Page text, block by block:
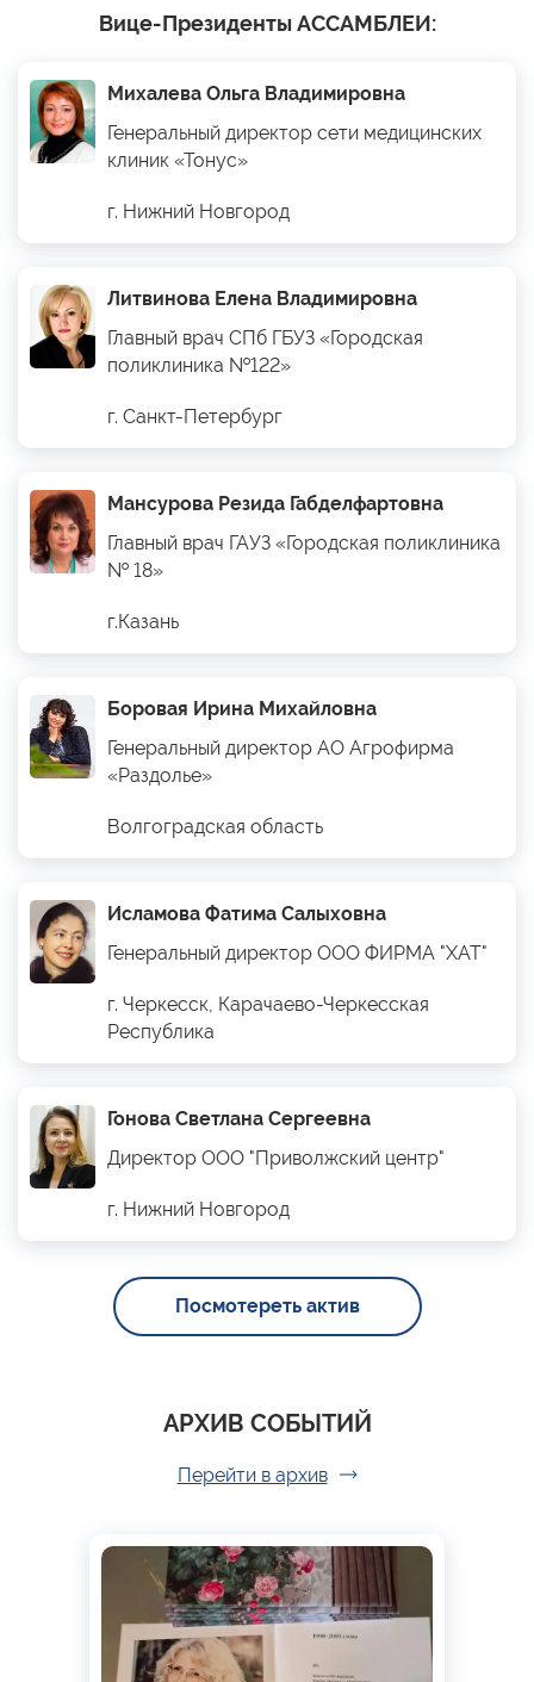
Вице-Президенты АССАМБЛЕИ:
Михалева Ольга Владимировна
Генеральный директор сети медицинских
клиник «Тонус»
г. Нижний Новгород
Литвинова Елена Владимировна
Главный врач СПб ГБУЗ «Городская
поликлиника №122»
г. Санкт-Петербург
Мансурова Резида Габделфартовна
Главный врач ГАУЗ «Городская поликлиника
№ 18»
г.Казань
Боровая Ирина Михайловна
Генеральный директор АО Агрофирма
«Раздолье»
Волгоградская область
Исламова Фатима Салыховна
Генеральный директор ООО ФИРМА "ХАТ"
г. Черкесск, Карачаево-Черкесская
Республика
Гонова Светлана Сергеевна
Директор ООО "Приволжский центр"
г. Нижний Новгород
Посмотереть актив
АРХИВ СОБЫТИЙ
Перейти в архив